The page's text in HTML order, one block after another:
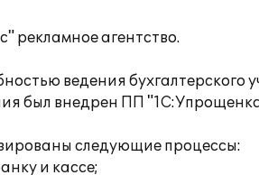
рекламное агентство.
ведения бухгалтерского
был внедрен ПП
следующие процессы:
и кассе;